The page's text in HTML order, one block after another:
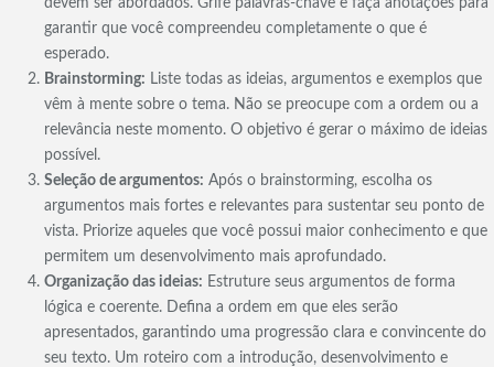
devem ser abordados. Grife palavras-chave e faça anotações para
garantir que você compreendeu completamente o que é
esperado.
Brainstorming: Liste todas as ideias, argumentos e exemplos que
vêm à mente sobre o tema. Não se preocupe com a ordem ou a
relevância neste momento. O objetivo é gerar o máximo de ideias
possível.
Seleção de argumentos: Após o brainstorming, escolha os
argumentos mais fortes e relevantes para sustentar seu ponto de
vista. Priorize aqueles que você possui maior conhecimento e que
permitem um desenvolvimento mais aprofundado.
Organização das ideias: Estruture seus argumentos de forma
lógica e coerente. Defina a ordem em que eles serão
apresentados, garantindo uma progressão clara e convincente do
seu texto. Um roteiro com a introdução, desenvolvimento e